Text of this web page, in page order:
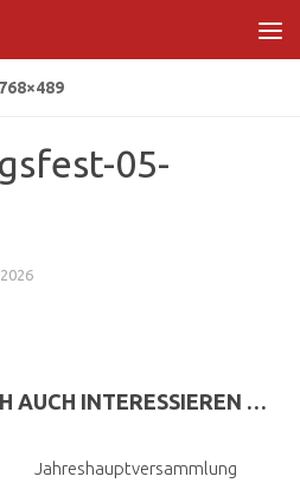
05-
AUCH INTERESSIEREN …
Jahreshauptversammlung